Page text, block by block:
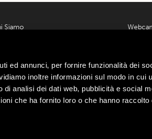
ed annunci, per fornire funzionalità dei
inoltre informazioni sul modo in cui
analisi dei dati web, pubblicità e social
che ha fornito loro o che hanno raccolto
Siamo
e Cookie Policy
e Condizioni
Offerte
Area